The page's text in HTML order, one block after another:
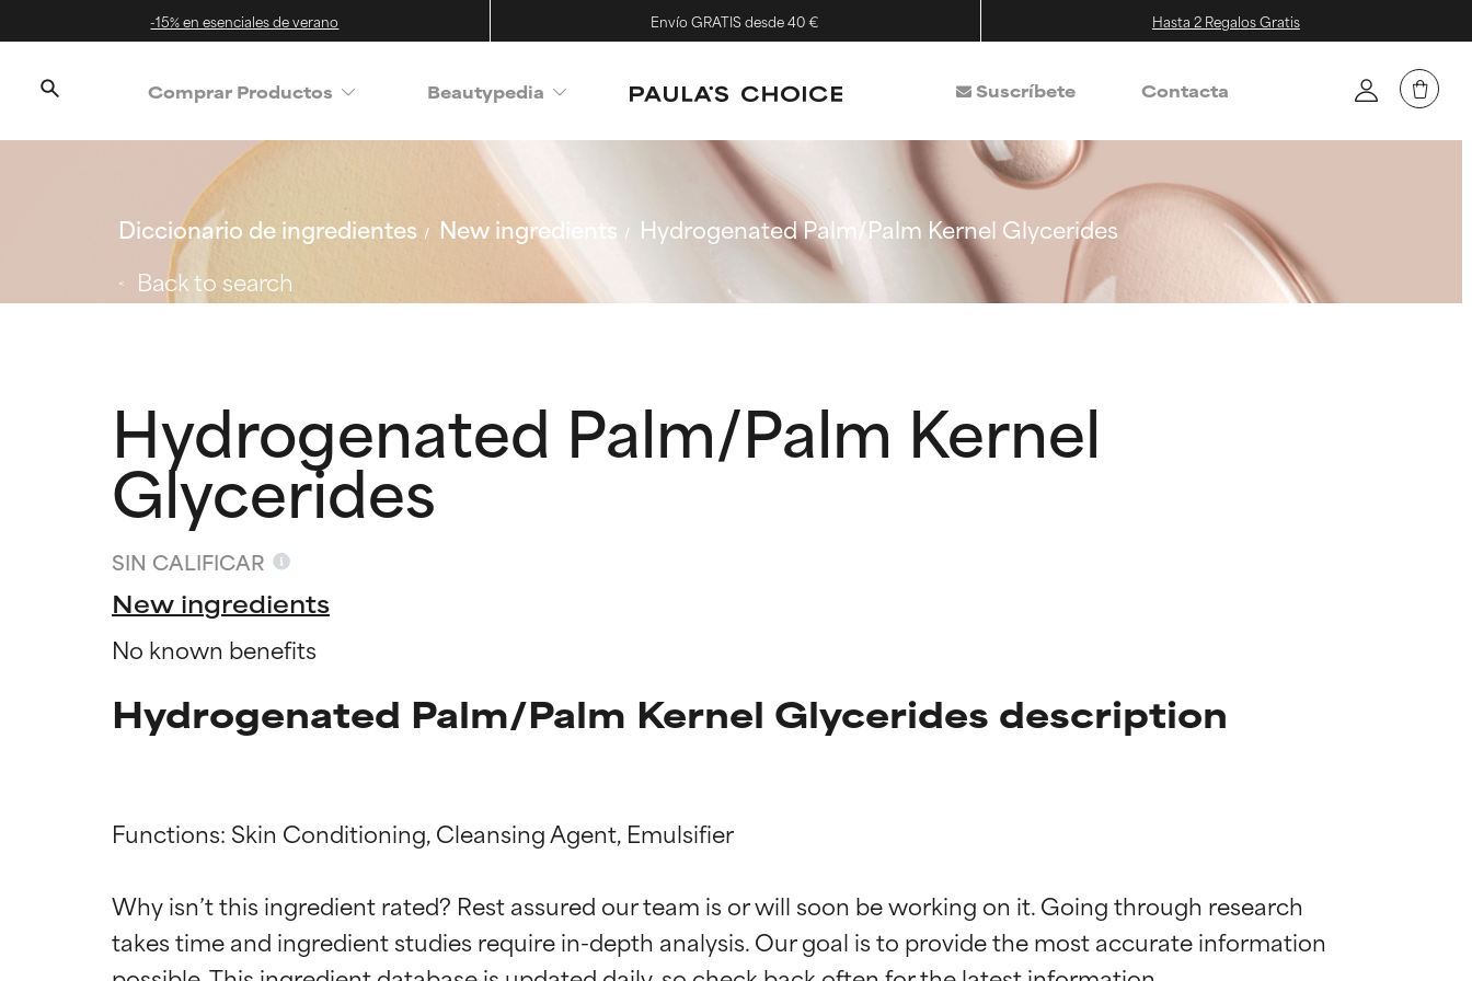
-15% en esenciales de verano Envío GRATIS desde 40 € Hasta 2 Regalos Gratis
Comprar Productos Beautypedia Suscríbete Contacta
Diccionario de ingredientes New ingredients
Hydrogenated Palm/Palm Kernel Glycerides
Back to search
Hydrogenated Palm/Palm Kernel
Glycerides
SIN CALIFICAR
New ingredients
No known benefits
Hydrogenated Palm/Palm Kernel Glycerides description
Functions: Skin Conditioning, Cleansing Agent, Emulsifier
Why isn’t this ingredient rated? Rest assured our team is or will soon be working on it. Going through research
takes time and ingredient studies require in-depth analysis. Our goal is to provide the most accurate information
EXCELENTE
Ingrediente sobresaliente con beneficios reales para la piel. Su eficacia está demostrada y
EXCELENTE
Ingrediente sobresaliente con beneficios reales para la piel. Su eficacia está demostrada y